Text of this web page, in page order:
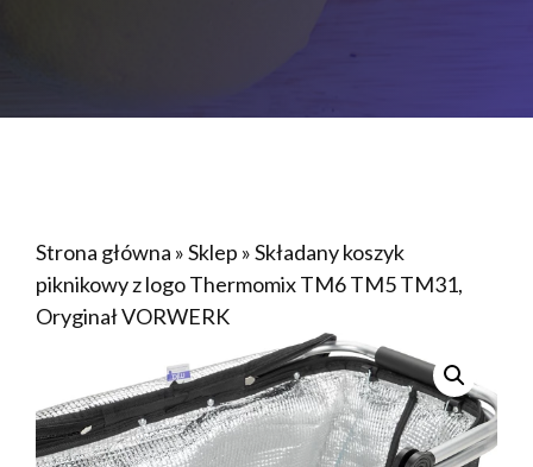
Strona główna »Sklep »Składany koszyk
piknikowy z logo Thermomix TM6 TM5 TM31,
Oryginał VORWERK